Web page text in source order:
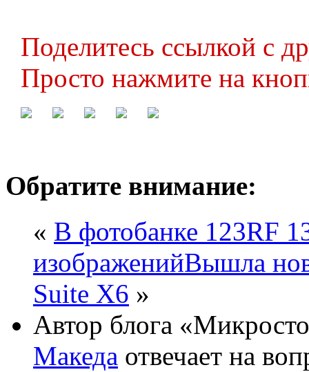
Поделитесь ссылкой с
Просто нажмите на
Обратите внимание:
« В фотобанке 123RF
изображенийВышла
Suite X6 »
Автор блога
Македа отвечает на